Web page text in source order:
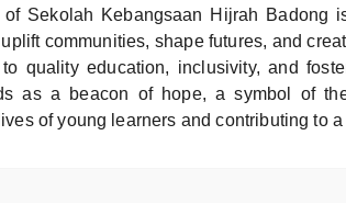
of Sekolah Kebangsaan Hijrah Badong
communities, shape futures, and
to quality education, inclusivity, and
as a beacon of hope, a symbol of
of young learners and contributing to a